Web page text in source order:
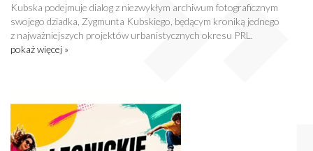
Kubska podejmuje dialog z niezwykłym archiwum fotograficznym
swojego dziadka, Zygmunta Kubskiego, będącym kroniką jednego
z najważniejszych projektów urbanistycznych okresu PRL.
pokaż więcej »